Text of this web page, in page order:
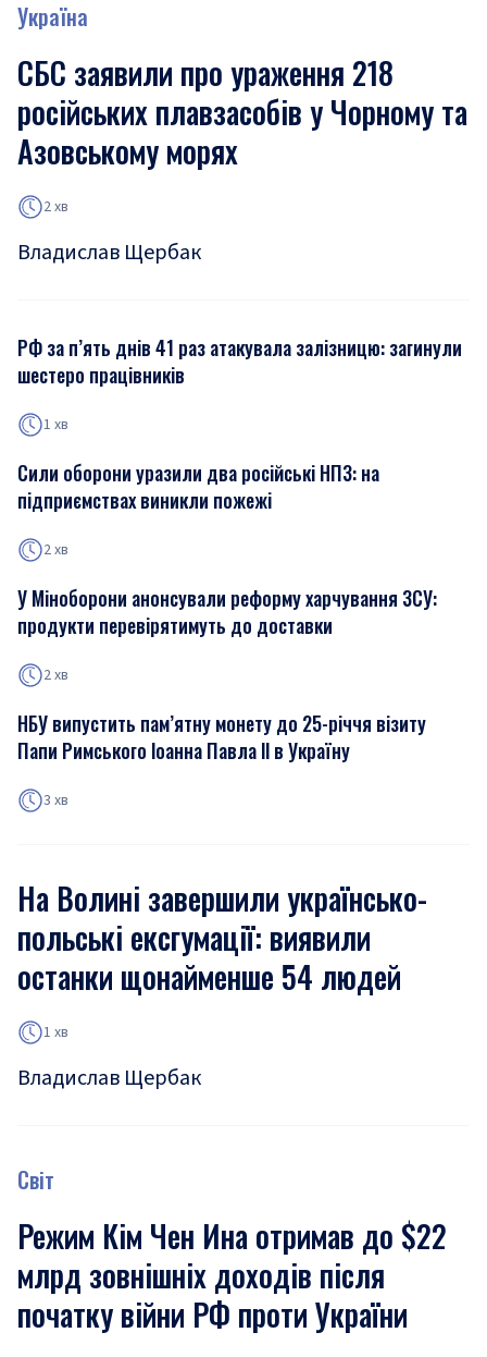
Україна
СБС заявили про ураження 218
російських плавзасобів у Чорному та
Азовському морях
2 хв
Владислав Щербак
РФ за п’ять днів 41 раз атакувала залізницю: загинули
шестеро працівників
1 хв
Сили оборони уразили два російські НПЗ: на
підприємствах виникли пожежі
2 хв
У Міноборони анонсували реформу харчування ЗСУ:
продукти перевірятимуть до доставки
2 хв
НБУ випустить пам’ятну монету до 25-річчя візиту
Папи Римського Іоанна Павла ІІ в Україну
3 хв
На Волині завершили українсько-
польські ексгумації: виявили
останки щонайменше 54 людей
1 хв
Владислав Щербак
Світ
Режим Кім Чен Ина отримав до $22
млрд зовнішніх доходів після
початку війни РФ проти України